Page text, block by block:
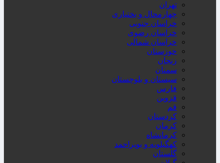
تهران
چهارمحال و بختیاری
خراسان جنوبی
خراسان رضوی
خراسان شمالی
خوزستان
زنجان
سمنان
سیستان و بلوچستان
فارس
قزوین
قم
کردستان
کرمان
کرمانشاه
کهگیلویه و بویراحمد
گلستان